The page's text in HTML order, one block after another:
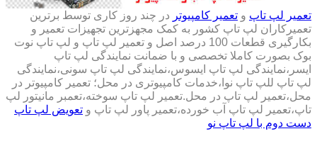
تعمیر لپ تاپ و تعمیر کامپیوتر در چند روز کاری توسط برترین
تعمیرکاران لپ تاپ کشور به کمک مجهزترین تجهیزات تعمیر و
بکارگیری قطعات 100 درصد اصل و تعمیر لپ تاپ و لپ تاپ نوت
بوک بصورت کاملا تخصصی و با ضمانت نمایندگی لپ تاپ
ایسر،نمایندگی لپ تاپ ایسوس،نمایندگی لپ تاپ سونی،نمایندگی
لپ تاپ للپ تاپ نوا،خدمات کامپیوتری در محل؛ تعمیر کامپیوتر در
محل،تعمیر لپ تاپ در محل.تعمیر لپ تاپ سوخته،تعمبر مانیتور لپ
تاپ،تعمیر لپ تاپ آب خورده،تعمیر پاور لپ تاپ و تعویض لپ تاپ
دست دوم با لپ تاپ نو